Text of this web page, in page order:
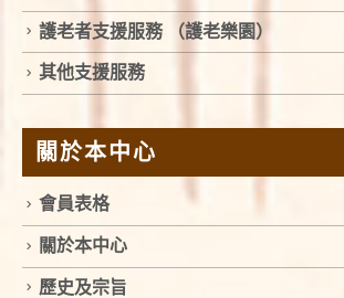
護老者支援服務 （護老樂園）
其他支援服務
關於本中心
會員表格
關於本中心
歷史及宗旨